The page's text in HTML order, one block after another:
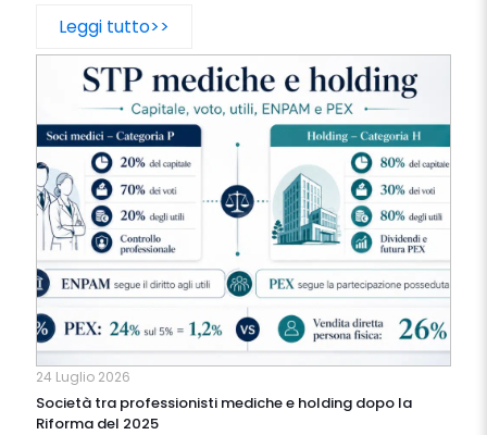
Leggi tutto>>
24 Luglio 2026
Società tra professionisti mediche e holding dopo la
Riforma del 2025